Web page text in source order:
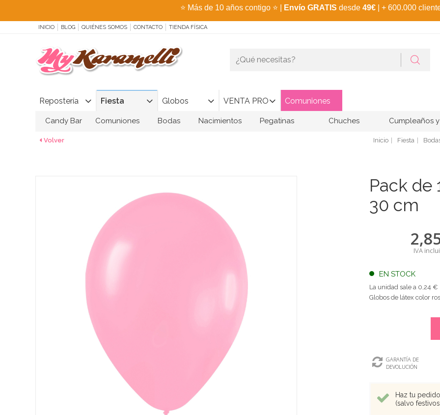
⭐ Más de 10 años contigo ⭐ Envío GRATIS desde 49€ | + 600.000
INICIO BLOG QUIÉNES SOMOS CONTACTO TIENDA FÍSICA
Repostería Fiesta Globos VENTA PRO Comuniones
Candy Bar Comuniones Bodas Nacimientos Pegatinas Chuches Cumpleaños
Volver Inicio Fiesta
Pack de
30 cm
IVA
EN STOCK
La unidad sale a 0,24 €
Globos de látex color
GARANTÍA DE
DEVOLUCIÓN
Haz tu
(salvo